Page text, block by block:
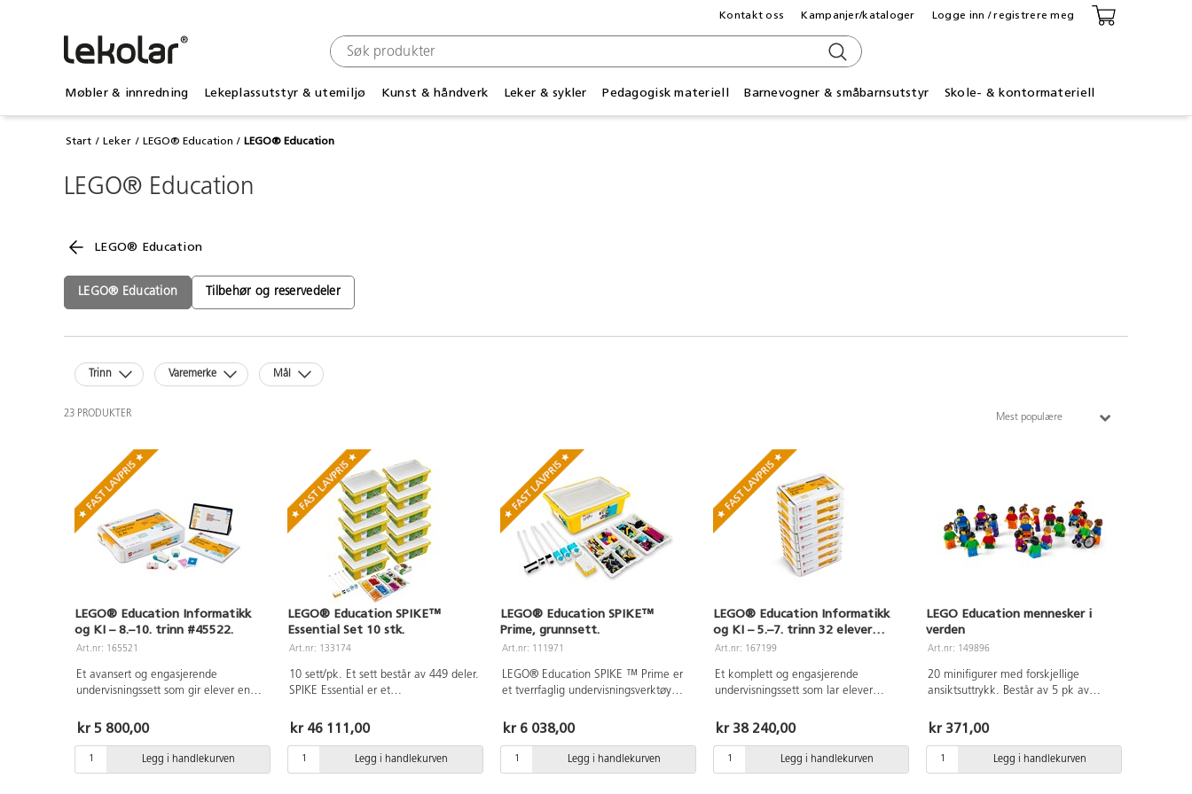
Møbler & innredning Lekeplassutstyr & utemiljø Kunst & håndverk Leker & sykler Pedagogisk materiell Barnevogner & småbarnsutstyr Skole- & kontormateriell
Kontakt oss Kampanjer/kataloger Logge inn / registrere meg
Start Leker LEGO® Education LEGO® Education
LEGO® Education
LEGO® Education
LEGO® Education Tilbehør og reservedeler
Trinn Varemerke Mål
23 PRODUKTER Mest populære
LEGO® Education Informatikk
og KI – 8.–10. trinn #45522.
Art.nr: 165521
Et avansert og engasjerende
undervisningssett som gir elever en
programmering og kunstig intelligens
(KI). Løsningen er utviklet for
ungdomstrinnet og støtter progresjon
mot mer komplekse konsepter innen
kr 5 800,00
Legg i handlekurven
LEGO® Education SPIKE™
Essential Set 10 stk.
Art.nr: 133174
10 sett/pk. Et sett består av 449 deler.
SPIKE Essential er et
perfekt for å starte med
programmering på småskolen. Du
kan velge mellom enklere ikonbasert
programmering og Scratch ordbasert
kr 46 111,00
Legg i handlekurven
LEGO® Education SPIKE™
Prime, grunnsett.
Art.nr: 111971
LEGO® Education SPIKE ™ Prime er
et tverrfaglig undervisningsverktøy
og håndverk og teknologi. Settet
passer for elever på 5. – 10. trinn og
kan programmeres både med
blokkprogrammering (Scratch) og
kr 6 038,00
Legg i handlekurven
LEGO® Education Informatikk
og KI – 5.–7. trinn 32 elever
#45521.
Art.nr: 167199
Et komplett og engasjerende
undervisningssett som lar elever
blokkprogrammering og kunstig
intelligens (KI) gjennom praktisk,
samarbeidende læring. Hvert sett er
designet for gruppearbeid for 4
kr 38 240,00
Legg i handlekurven
LEGO Education mennesker i
verden
Art.nr: 149896
20 minifigurer med forskjellige
ansiktsuttrykk. Består av 5 pk av
Fra 3 år.
kr 371,00
Legg i handlekurven